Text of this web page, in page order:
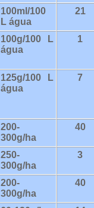
100ml/100
L água
21
100g/100 L
água
1
125g/100 L
água
7
200-
300g/ha
40
250-
300g/ha
3
200-
300g/ha
40